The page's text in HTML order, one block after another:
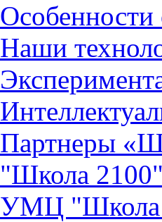
Наши
Партнеры
"Школа
УМЦ "Школа